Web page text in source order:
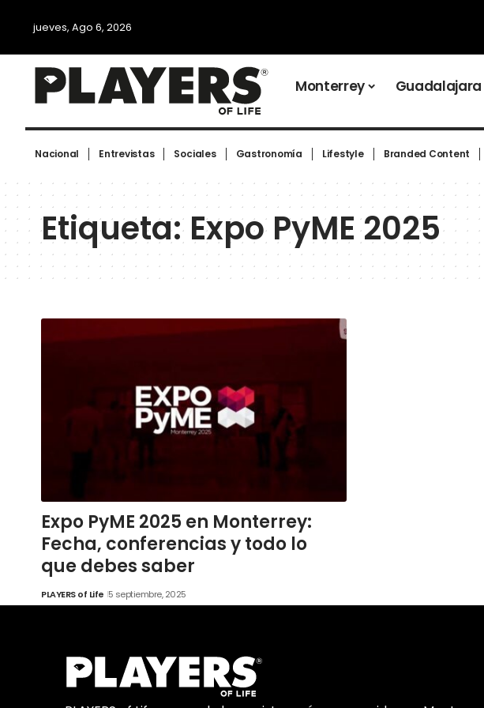
jueves, Ago 6, 2026
Monterrey Guadalajara
Nacional Entrevistas Sociales Gastronomía Lifestyle Branded Content
Etiqueta:Expo PyME 2025
Expo PyME 2025 en Monterrey:
Fecha, conferencias y todo lo
que debes saber
PLAYERS of Life 5 septiembre, 2025